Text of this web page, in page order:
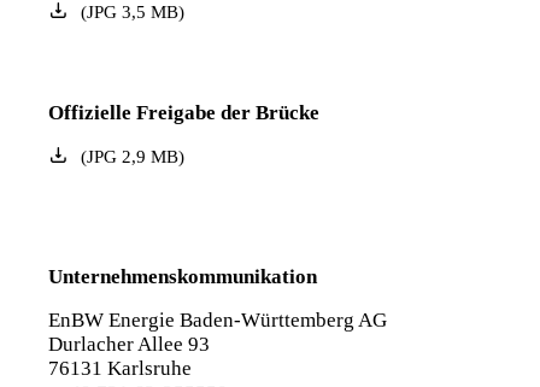
(JPG3,5 MB)
Offizielle Freigabe der Brücke
(JPG2,9 MB)
Unternehmenskommunikation
EnBW Energie Baden-Württemberg AG
Durlacher Allee 93
76131 Karlsruhe